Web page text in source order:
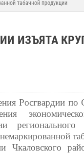
табачной продукции
ИЗЪЯТА
Росгвардии по
Чкаловского